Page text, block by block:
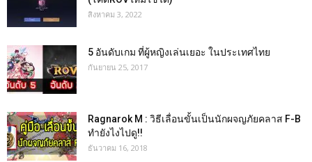
สิงหาคม 3, 2022
5 อันดับเกม ที่ผู้หญิงเล่นเยอะ ในประเทศไทย
กันยายน 25, 2017
Ragnarok M : วิธีเลื่อนขั้นเป็นนักผจญภัยคลาส F-B
ทำยังไงไปดู!!
ธันวาคม 16, 2018